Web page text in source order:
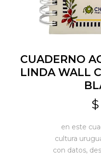
CUADERNO
LINDA WALL
$
en este
cultura
con datos,
Camping
Jardín y Aire Libre